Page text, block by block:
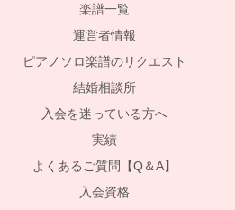
楽譜一覧
運営者情報
ピアノソロ楽譜のリクエスト
結婚相談所
入会を迷っている方へ
実績
よくあるご質問【Q＆A】
入会資格